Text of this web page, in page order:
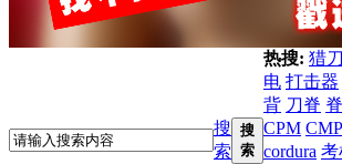
搜
索
搜
索
热搜: 猎刀
电 打击器
背 刀脊
CPM
cordura 考